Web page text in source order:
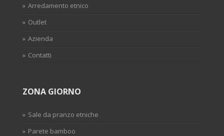
Arredamento etnico
Outlet
Azienda
Contatti
ZONA GIORNO
Sale da pranzo etniche
Parete bamboo